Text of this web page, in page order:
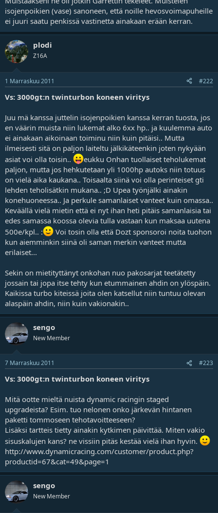
isojenpoikien (vase) sanoneen, että noille hevosvoimapuheille
ei juuri saatu penkissä vastinetta ainakaan erään kerran.
plodi
Z16A
1 Marraskuu 2011 #222
Vs: 3000gt:n twinturbon koneen viritys
Juu mä kanssa juttelin isojenpoikien kanssa kerran tuosta, jos
en väärin muista niin lukemat alko 6xx hp.. ja kuulemma auto
ei ainakaan aikoinaan toiminu niin kuin pitäisi.. Mutta
ilmeisesti sitä on paljon laiteltu jälkikäteenkin joten nykyään
asiat voi olla toisin..
eukku Onhan tuollaiset teholukemat
paljon, mutta jos hehkutetaan yli 1000hp autoks niin totuus
on vielä aika kaukana.. Toisaalta siinä voi olla perinteiset gti
lehden teholisätkin mukana.. ;D Upea työnjälki ainakin
konehuoneessa.. Ja perkule samanlaiset vanteet kuin omassa..
Keväällä vielä mietin että ei nyt ihan heti pitäis samanlaisia tai
edes samassa koossa olevia tulla vastaan kun maksaa uutena
500e/kpl.. :
Voi tosin olla että Dozt sponsoroi noita tuohon
kun aiemminkin siinä oli saman merkin vanteet mutta
erilaiset...
Sekin on mietityttänyt onkohan nuo pakosarjat teetätetty
jossain tai jopa itse tehty kun etummainen ahdin on ylöspäin.
Kaikissa turbo kiteissä joita olen katsellut niin tuntuu olevan
alaspäin ahdin, niin kuin vakionakin..
sengo
New Member
7 Marraskuu 2011 #223
Vs: 3000gt:n twinturbon koneen viritys
Mitä ootte mieltä nuista dynamic racingin staged
upgradeista? Esim. tuo nelonen onko järkevän hintanen
paketti tommoseen tehotavoitteeseen?
Lisäksi tartteis tietty ainakin kytkimen päivittää. Miten vakio
sisuskalujen kans? ne vissiin pitäs kestää vielä ihan hyvin.
http://www.dynamicracing.com/customer/product.php?
productid=67&cat=49&page=1
sengo
New Member